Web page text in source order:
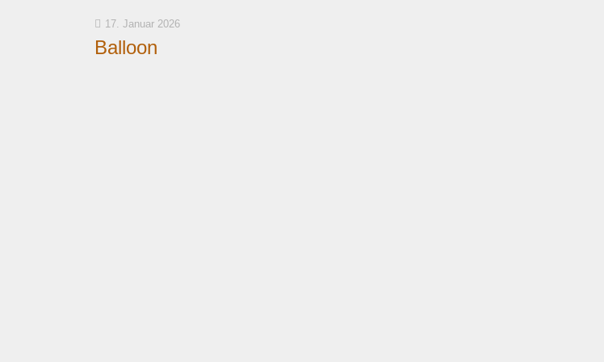
17. Januar 2026
Balloon